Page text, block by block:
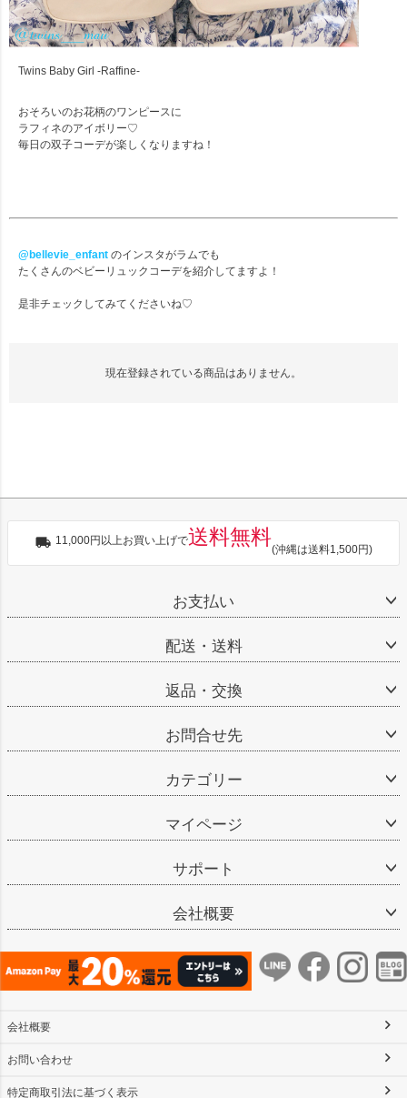
Twins Baby Girl -Raffine-
おそろいのお花柄のワンピースに
ラフィネのアイボリー♡
毎日の双子コーデが楽しくなりますね！
@bellevie_enfant のインスタがラムでも
たくさんのベビーリュックコーデを紹介してますよ！
是非チェックしてみてくださいね♡
現在登録されている商品はありません。
11,000円以上お買い上げで送料無料
(沖縄は送料1,500円)
お支払い
配送・送料
返品・交換
お問合せ先
カテゴリー
マイページ
サポート
会社概要
会社概要
お問い合わせ
特定商取引法に基づく表示